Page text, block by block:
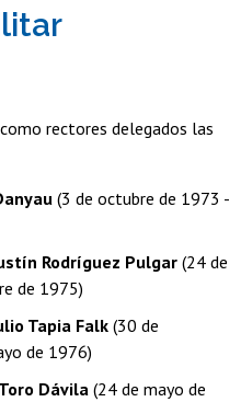
os
rectores delegados las
(3 de octubre de 1973 -
Rodríguez Pulgar (24 de
de 1975)
Tapia Falk (30 de
de 1976)
Dávila (24 de mayo de